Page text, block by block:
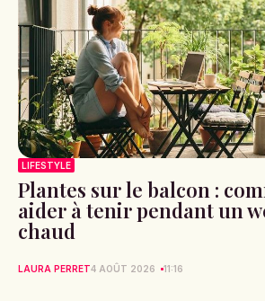
LIFESTYLE
Plantes sur le balcon :
aider à tenir pendant un
chaud
LAURA PERRET4 AOÛT 2026 11:16